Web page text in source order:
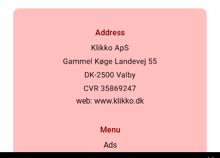
Address
web: www.klikko.dk
Menu
Ads